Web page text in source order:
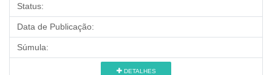
Status:
Data de Publicação:
Súmula:
DETALHES